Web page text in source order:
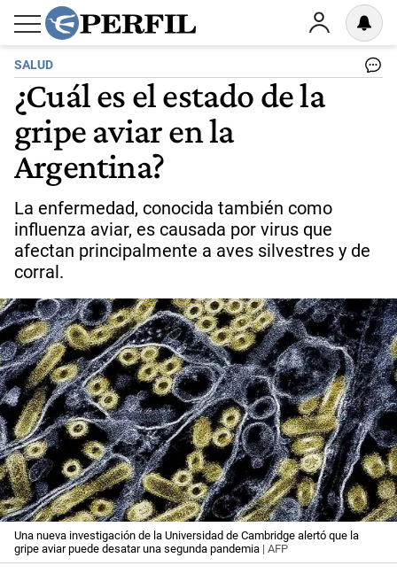
SALUD
¿Cuál es el estado de la
gripe aviar en la
Argentina?
La enfermedad, conocida también como
influenza aviar, es causada por virus que
afectan principalmente a aves silvestres y de
corral.
Una nueva investigación de la Universidad de Cambridge alertó que la
gripe aviar puede desatar una segunda pandemia | AFP